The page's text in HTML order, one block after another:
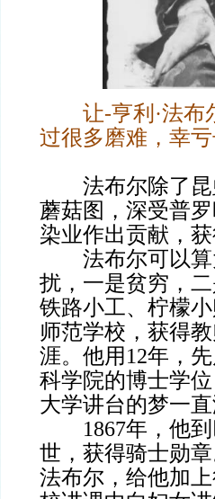
让-亨利·法布
过很多磨难，幸
法布尔除了昆
蘑菇图，深受普
染业作出贡献，
法布尔可以算
扰，一是贫穷，
铁路小工、柠檬
师范学校，获得
涯。他用12年，
科学院的博士学
大学讲台的梦一直
1867年，他到
世，获得骑士勋
法布尔，给他加